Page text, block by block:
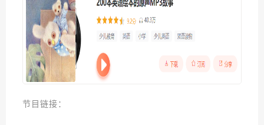
节目链接：